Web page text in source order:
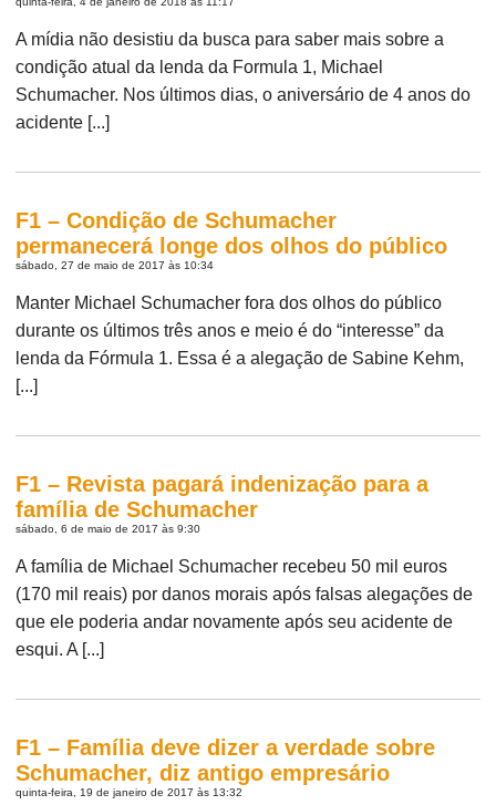
A mídia não desistiu da busca para saber mais sobre a
condição atual da lenda da Formula 1, Michael
Schumacher. Nos últimos dias, o aniversário de 4 anos do
acidente [...]
F1 – Condição de Schumacher
permanecerá longe dos olhos do público
sábado, 27 de maio de 2017 às 10:34
Manter Michael Schumacher fora dos olhos do público
durante os últimos três anos e meio é do “interesse” da
lenda da Fórmula 1. Essa é a alegação de Sabine Kehm,
[...]
F1 – Revista pagará indenização para a
família de Schumacher
sábado, 6 de maio de 2017 às 9:30
A família de Michael Schumacher recebeu 50 mil euros
(170 mil reais) por danos morais após falsas alegações de
que ele poderia andar novamente após seu acidente de
esqui. A [...]
F1 – Família deve dizer a verdade sobre
Schumacher, diz antigo empresário
quinta-feira, 19 de janeiro de 2017 às 13:32